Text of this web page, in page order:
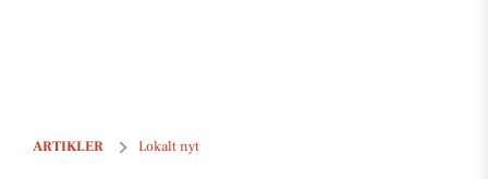
ARTIKLER Lokalt nyt
AGF får ny stor lejeaftale om stadion i Kongelunden og skal betale